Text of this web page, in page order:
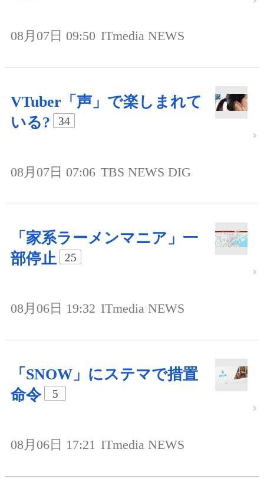
08月07日 09:50 ITmedia NEWS
VTuber「声」で楽しまれて
いる?
34
08月07日 07:06 TBS NEWS DIG
「家系ラーメンマニア」一
部停止
25
08月06日 19:32 ITmedia NEWS
「SNOW」にステマで措置
命令
5
08月06日 17:21 ITmedia NEWS